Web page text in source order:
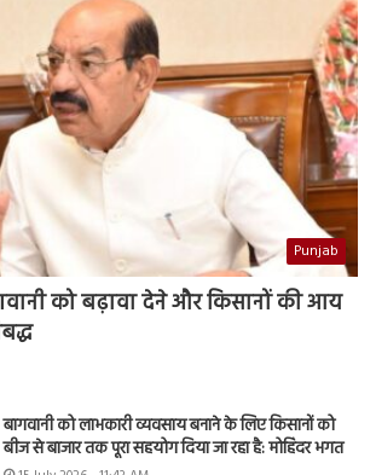
Punjab
को बढ़ावा देने और किसानों की आय
बागवानी को लाभकारी व्यवसाय बनाने के लिए किसानों को
बीज से बाजार तक पूरा सहयोग दिया जा रहा है: मोहिंदर भगत